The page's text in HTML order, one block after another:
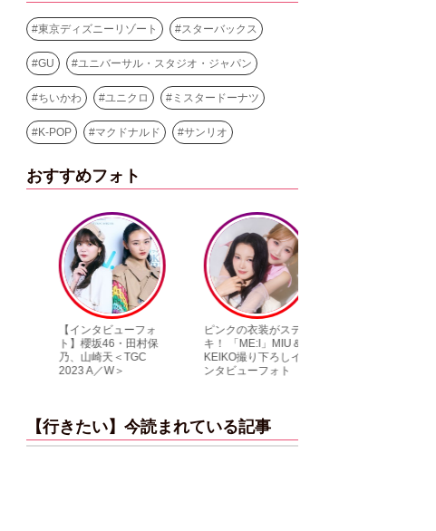
#東京ディズニーリゾート #スターバックス
#GU #ユニバーサル・スタジオ・ジャパン
#ちいかわ #ユニクロ # ミスタードーナツ
#K-POP #マクドナルド #サンリオ
おすすめフォト
【インタビューフォ
ト】櫻坂46・田村保
乃、山崎天＜TGC
2023 A／W＞
ピンクの衣装がステ
キ！ 「ME:I」MIU＆
KEIKO撮り下ろしイ
ンタビューフォト
【行きたい】今読まれている記事